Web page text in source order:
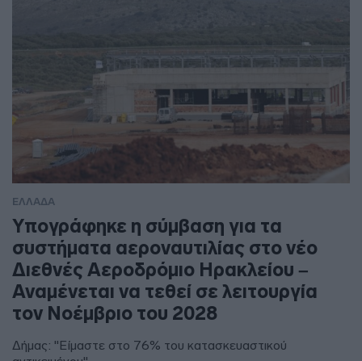
ΕΛΛΑΔΑ
Υπογράφηκε η σύμβαση για τα
συστήματα αεροναυτιλίας στο νέο
Διεθνές Αεροδρόμιο Ηρακλείου –
Αναμένεται να τεθεί σε λειτουργία
τον Νοέμβριο του 2028
Δήμας: "Είμαστε στο 76% του κατασκευαστικού